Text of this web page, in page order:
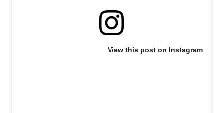
View this post on Instagram